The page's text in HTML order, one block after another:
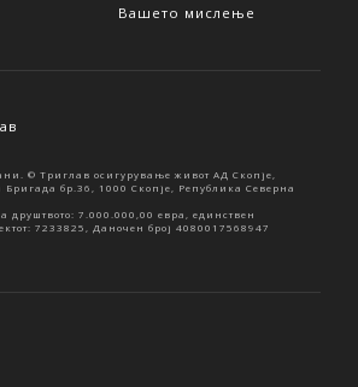
Вашето мислење
© Триглав осигурување живот АД Скопје,
Бригада бр.36, 1000 Скопје, Република Северна
друштвото: 7.000.000,00 евра, единствен
7233825, Даночен број 4080017568947